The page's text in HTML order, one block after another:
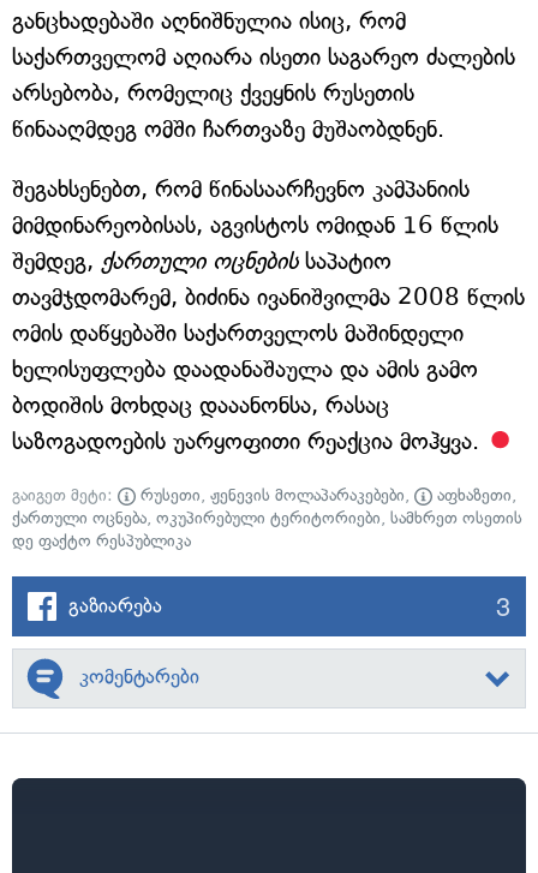
განცხადებაში აღნიშნულია ისიც, რომ
საქართველომ აღიარა ისეთი საგარეო ძალების
არსებობა, რომელიც ქვეყნის რუსეთის
წინააღმდეგ ომში ჩართვაზე მუშაობდნენ.
შეგახსენებთ, რომ წინასაარჩევნო კამპანიის
მიმდინარეობისას, აგვისტოს ომიდან 16 წლის
შემდეგ, ქართული ოცნებისსაპატიო
თავმჯდომარემ, ბიძინა ივანიშვილმა 2008 წლის
ომის დაწყებაში საქართველოს მაშინდელი
ხელისუფლება დაადანაშაულა და ამის გამო
ბოდიშის მოხდაც დააანონსა, რასაც
საზოგადოების უარყოფითი რეაქცია მოჰყვა.
გაიგეთ მეტი: რუსეთი, ჟენევის მოლაპარაკებები, აფხაზეთი,
ქართული ოცნება, ოკუპირებული ტერიტორიები, სამხრეთ ოსეთის
დე ფაქტო რესპუბლიკა
გაზიარება 3
კომენტარები